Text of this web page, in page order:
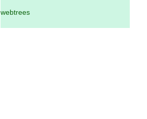
webtrees